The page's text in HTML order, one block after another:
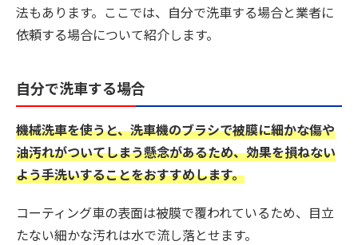
法もあります。ここでは、自分で洗車する場合と業者に
依頼する場合について紹介します。
自分で洗車する場合
機械洗車を使うと、洗車機のブラシで被膜に細かな傷や
油汚れがついてしまう懸念があるため、効果を損ねない
よう手洗いすることをおすすめします。
コーティング車の表面は被膜で覆われているため、目立
たない細かな汚れは水で流し落とせます。